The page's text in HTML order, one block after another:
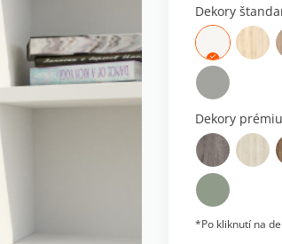
Dekory
Dekory
*Po kliknutí na